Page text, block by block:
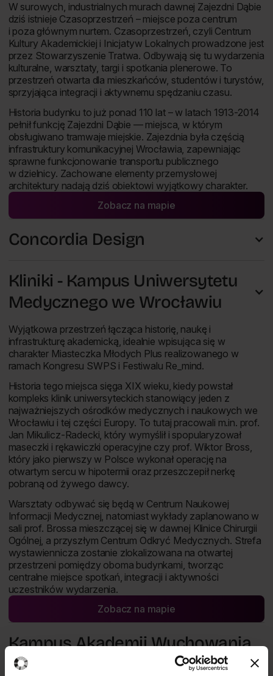
W surowych, industrialnych murach dawnej Zajezdni Dąbie
dziś istnieje Czasoprzestrzeń – miejsce poza centrum
i poza głównym nurtem. Czasoprzestrzeń, czyli Centrum
Kultury Akademickiej i Inicjatyw Lokalnych prowadzone jest
przez Stowarzyszenie Tratwa. Odbywają się tu wydarzenia
kulturalne, warsztaty, targi i spotkania plenerowe. To
przestrzeń otwarta dla mieszkańców, studentów i turystów,
sprzyjająca integracji i aktywnemu spędzaniu czasu.
Historia budynku to już ponad 110 lat – w latach 1913-2014
pełnił funkcję Zajezdni Dąbie — miejsca, w którym
obsługiwano tramwaje miejskie. Zajezdnia była częścią
infrastruktury komunikacyjnej Wrocławia, zapewniając
sprawne funkcjonowanie transportu publicznego
w dzielnicy. Zachowane elementy przemysłowej
architektury nadają dziś obiektowi wyjątkowy charakter.
Zobacz na mapieOtwórz lokalizację
Concordia Design
Kliniki - Kampus Uniwersytetu
Medycznego we Wrocławiu
Wyjątkowa przestrzeń łącząca historię, naukę i
infrastrukturę akademicką, idealnie wpisująca się w
charakter Miasteczka Młodych Plus realizowanego w
ramach Kongresu SWPS i Festiwalu Re_mind.
Historia tego miejsca sięga XIX wieku, kiedy powstał
kompleks klinik uniwersyteckich stanowiący jeden z
najważniejszych ośrodków medycznych i naukowych we
Wrocławiu i tej części Europy. To tutaj pracowali m.in. prof.
Jan Mikulicz-Radecki, który wymyślił i spopularyzował
maseczki i rękawiczki operacyjne czy prof. Wiktor Bross,
który jako pierwszy w Polsce wykonał operację na
otwartym sercu w hipotermii oraz przeszczepił nerkę
pobraną od żywego dawcy.
Warsztaty odbywać się będą w Centrum Naukowej
Informacji Medycznej, natomiast wykłady zaplanowano w
sali prof. Brossa mieszczącej się w dawnej Klinice Chirurgii
Ogólnej, a przyszłym Centrum Odkryć Medycznych. Strefa
wystawiennicza zostanie zlokalizowana na otwartej
przestrzeni pomiędzy oboma budynkami, tworząc
centralne miejsce spotkań, integracji i aktywności
uczestników wydarzenia.
Zobacz na mapieOtwórz lokalizację Kliniki -
Kampus Akademii Wychowania
Fizycznego im. Polskich